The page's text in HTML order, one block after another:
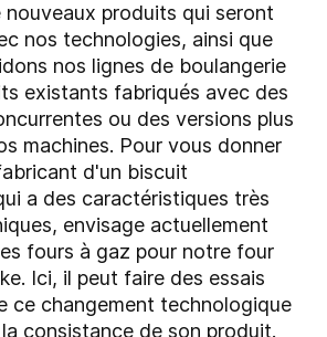
produits qui seront
nos technologies, ainsi que
nos lignes de boulangerie
existants fabriqués avec des
ou des versions plus
machines. Pour vous donner
d'un biscuit
a des caractéristiques très
envisage actuellement
fours à gaz pour notre four
Ici, il peut faire des essais
ce changement technologique
consistance de son produit.